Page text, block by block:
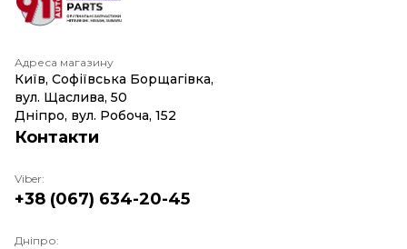
Адреса магазину
Київ, Софіївська Борщагівка,
вул. Щаслива, 50
Дніпро, вул. Робоча, 152
Контакти
Viber:
+38 (067) 634-20-45
Дніпро: